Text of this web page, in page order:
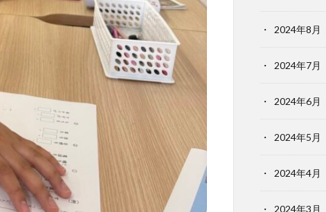
2024年8月
2024年7月
2024年6月
2024年5月
2024年4月
2024年3月